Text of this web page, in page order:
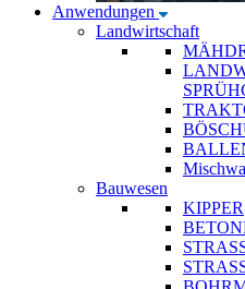
Anwendungen
Landwirtschaft
Bauwesen
KIPPER